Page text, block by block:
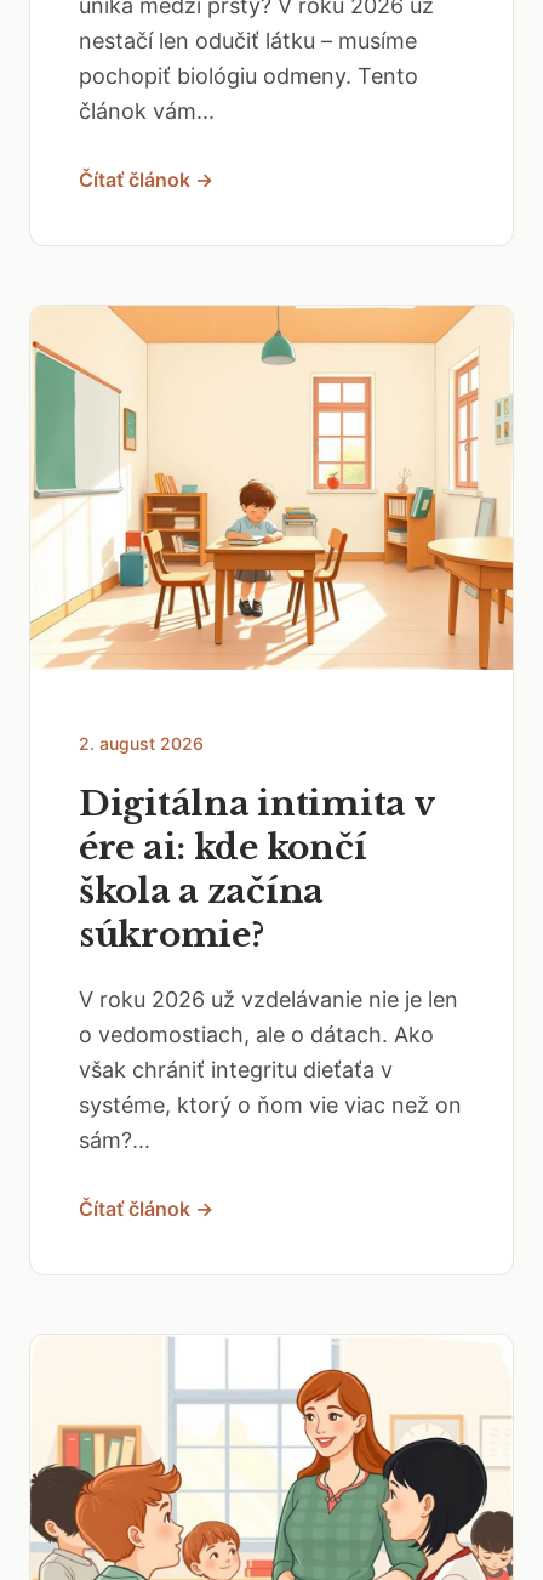
uniká medzi prsty? V roku 2026 už
nestačí len odučiť látku – musíme
pochopiť biológiu odmeny. Tento
článok vám...
Čítať článok →
2. august 2026
Digitálna intimita v
ére ai: kde končí
škola a začína
súkromie?
V roku 2026 už vzdelávanie nie je len
o vedomostiach, ale o dátach. Ako
však chrániť integritu dieťaťa v
systéme, ktorý o ňom vie viac než on
sám?...
Čítať článok →